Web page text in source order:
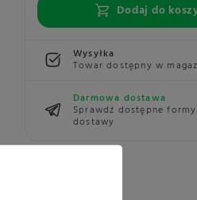
Dodaj do
Wysyłka
Towar dostępny w
Darmowa dostawa
Sprawdź dostępne
dostawy